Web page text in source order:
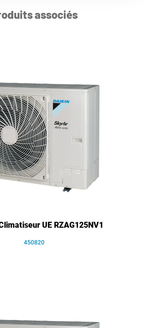
associés
UE RZAG125NV1
450820